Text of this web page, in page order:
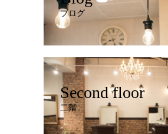
ブログ
Second floor
二階